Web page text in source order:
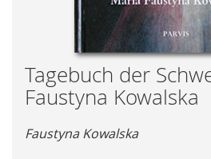
Skip
to
the
of
Tagebuch der
Faustyna Kowalska
Faustyna Kowalska